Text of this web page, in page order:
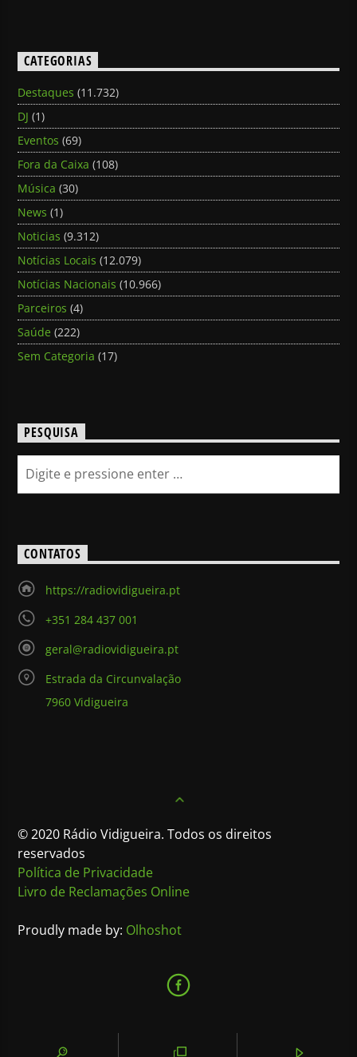
CATEGORIAS
Destaques (11.732)
DJ (1)
Eventos (69)
Fora da Caixa (108)
Música (30)
News (1)
Noticias (9.312)
Notícias Locais (12.079)
Notícias Nacionais (10.966)
Parceiros (4)
Saúde (222)
Sem Categoria (17)
PESQUISA
CONTATOS
https://radiovidigueira.pt
+351 284 437 001
geral@radiovidigueira.pt
Estrada da Circunvalação
7960 Vidigueira
© 2020 Rádio Vidigueira. Todos os direitos
reservados
Política de Privacidade
Livro de Reclamações Online
Proudly made by: Olhoshot